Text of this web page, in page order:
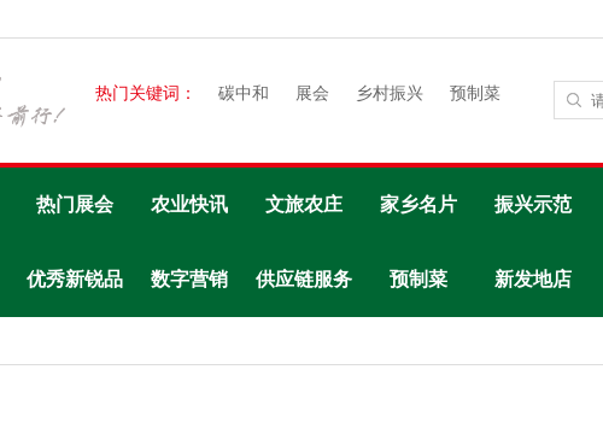
热门关键词： 碳中和 展会 乡村振兴 预制菜
热门展会 农业快讯 文旅农庄 家乡名片 振兴示范
优秀新锐品 数字营销 供应链服务 预制菜 新发地店